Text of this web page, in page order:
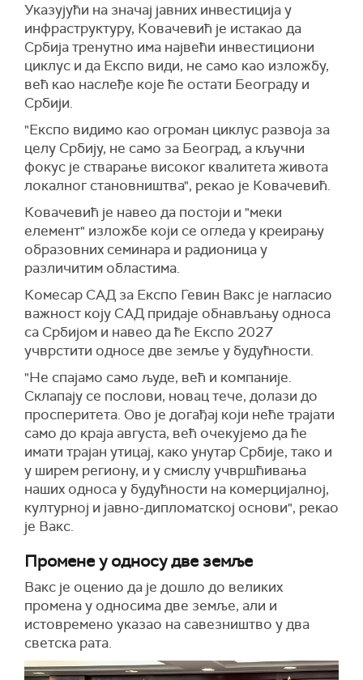
Указујући на значај јавних инвестиција у
инфраструктуру, Ковачевић је истакао да
Србија тренутно има највећи инвестициони
циклус и да Експо види, не само као изложбу,
већ као наслеђе које ће остати Београду и
Србији.
"Експо видимо као огроман циклус развоја за
целу Србију, не само за Београд, а кључни
фокус је стварање високог квалитета живота
локалног становништва", рекао је Ковачевић.
Ковачевић је навео да постоји и "меки
елемент" изложбе који се огледа у креирању
образовних семинара и радионица у
различитим областима.
Комесар САД за Експо Гевин Вакс је нагласио
важност коју САД придаје обнављању односа
са Србијом и навео да ће Експо 2027
учврстити односе две земље у будућности.
"Не спајамо само људе, већ и компаније.
Склапају се послови, новац тече, долази до
просперитета. Ово је догађај који неће трајати
само до краја августа, већ очекујемо да ће
имати трајан утицај, како унутар Србије, тако и
у ширем региону, и у смислу учвршћивања
наших односа у будућности на комерцијалној,
културној и јавно-дипломатској основи", рекао
је Вакс.
Промене у односу две земље
Вакс је оценио да је дошло до великих
промена у односима две земље, али и
истовремено указао на савезништво у два
светска рата.